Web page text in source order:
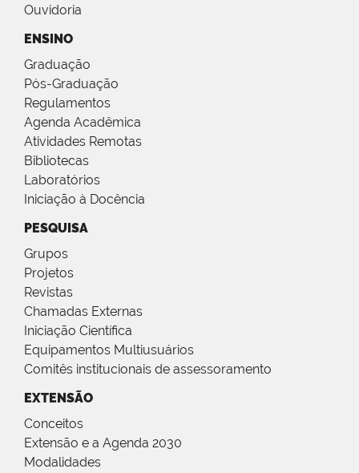
Ouvidoria
ENSINO
Graduação
Pós-Graduação
Regulamentos
Agenda Acadêmica
Atividades Remotas
Bibliotecas
Laboratórios
Iniciação à Docência
PESQUISA
Grupos
Projetos
Revistas
Chamadas Externas
Iniciação Científica
Equipamentos Multiusuários
Comitês institucionais de assessoramento
EXTENSÃO
Conceitos
Extensão e a Agenda 2030
Modalidades